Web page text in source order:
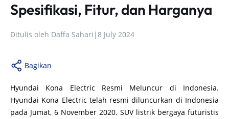
Spesifikasi, Fitur, dan Harganya
Ditulis oleh Daffa Sahari |8 July 2024
Bagikan
Hyundai Kona Electric Resmi Meluncur di Indonesia.
Hyundai Kona Electric telah resmi diluncurkan di Indonesia
pada Jumat, 6 November 2020. SUV listrik bergaya futuristis